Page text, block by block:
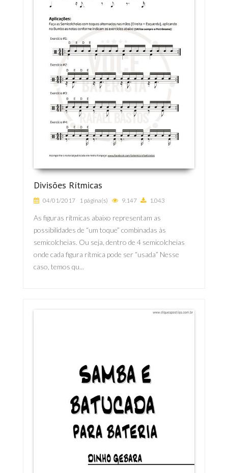
Divisões Rítmicas
04/01/2017 1 página(s) 9.147 1.043
As figuras rítmicas abaixo representam as
possibilidades de “um toque” combinadas às
semicolcheias. Ou seja, dentro de 4 semicolcheias
onde cada figura rítmica pode ser “usada” Nesse
caso, temos qu...